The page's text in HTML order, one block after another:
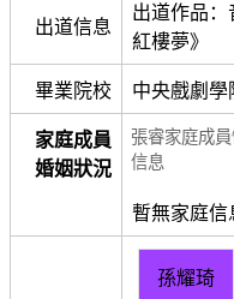
出道信息
出道作品：
紅樓夢》
畢業院校 中央戲劇學
家庭成員
婚姻狀況
張睿家庭成
信息
暫無家庭信
孫耀琦